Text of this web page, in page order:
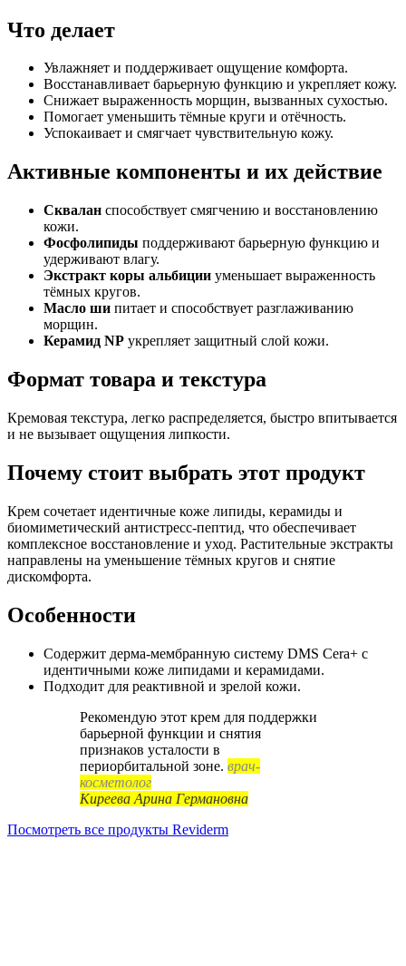
Что делает
Увлажняет и поддерживает ощущение комфорта.
Восстанавливает барьерную функцию и укрепляет кожу.
Снижает выраженность морщин, вызванных сухостью.
Помогает уменьшить тёмные круги и отёчность.
Успокаивает и смягчает чувствительную кожу.
Активные компоненты и их действие
Сквалан способствует смягчению и восстановлению
кожи.
Фосфолипиды поддерживают барьерную функцию и
удерживают влагу.
Экстракт коры альбиции уменьшает выраженность
тёмных кругов.
Масло ши питает и способствует разглаживанию
морщин.
Керамид NP укрепляет защитный слой кожи.
Формат товара и текстура
Кремовая текстура, легко распределяется, быстро впитывается
и не вызывает ощущения липкости.
Почему стоит выбрать этот продукт
Крем сочетает идентичные коже липиды, керамиды и
биомиметический антистресс-пептид, что обеспечивает
комплексное восстановление и уход. Растительные экстракты
направлены на уменьшение тёмных кругов и снятие
дискомфорта.
Особенности
Содержит дерма-мембранную систему DMS Cera+ с
идентичными коже липидами и керамидами.
Подходит для реактивной и зрелой кожи.
Рекомендую этот крем для поддержки
барьерной функции и снятия
признаков усталости в
периорбитальной зоне. врач-
косметолог
Киреева Арина Германовна
Посмотреть все продукты Reviderm